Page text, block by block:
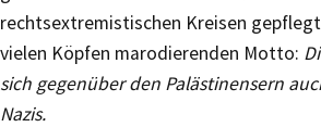
rechtsextremistischen Kreisen
vielen Köpfen marodierenden Motto:
sich gegenüber den Palästinensern
Nazis.